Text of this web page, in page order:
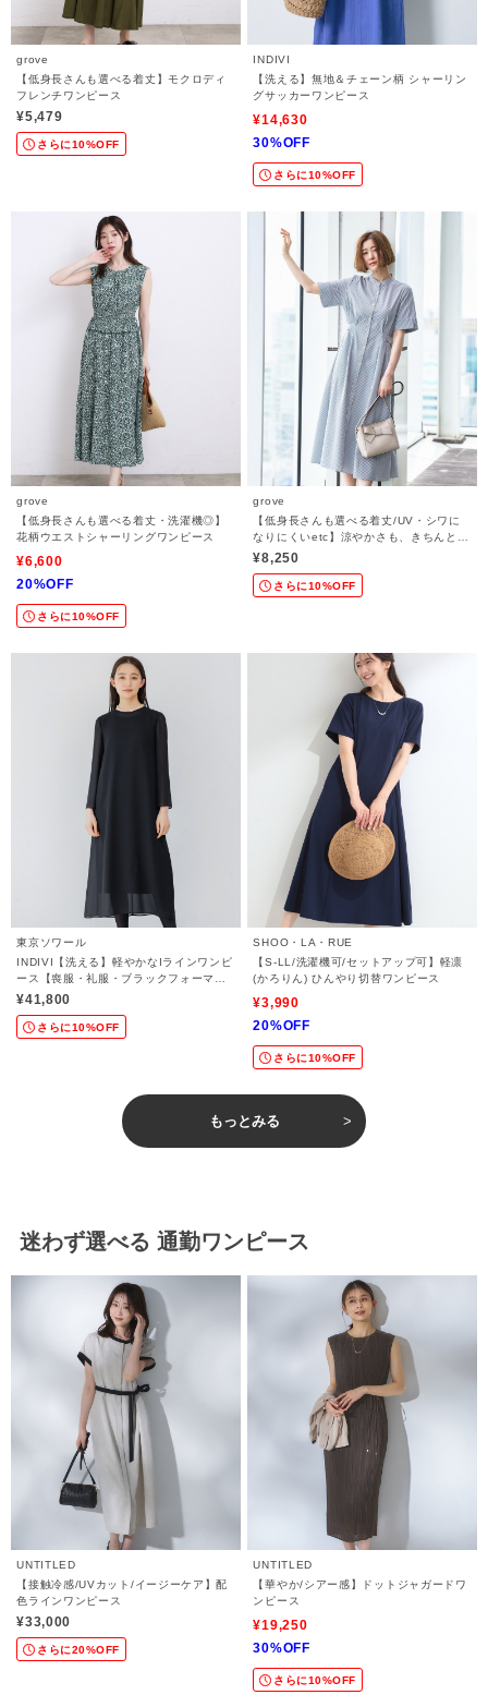
grove
【低身長さんも選べる着丈】モクロディ
フレンチワンピース
¥5,479
さらに10%OFF
INDIVI
【洗える】無地＆チェーン柄 シャーリン
グサッカーワンピース
¥14,630
30%OFF
さらに10%OFF
grove
【低身長さんも選べる着丈・洗濯機◎】
花柄ウエストシャーリングワンピース
¥6,600
20%OFF
さらに10%OFF
grove
【低身長さんも選べる着丈/UV・シワに
なりにくいetc】涼やかさも、きちんとも
叶うワンピース
¥8,250
さらに10%OFF
東京ソワール
INDIVI【洗える】軽やかなIラインワンピ
ース【喪服・礼服・ブラックフォーマ
ル・学校行事・セレモニー 】
¥41,800
さらに10%OFF
SHOO・LA・RUE
【S-LL/洗濯機可/セットアップ可】軽凛
(かろりん) ひんやり切替ワンピース
¥3,990
20%OFF
さらに10%OFF
もっとみる
迷わず選べる 通勤ワンピース
UNTITLED
【接触冷感/UVカット/イージーケア】配
色ラインワンピース
¥33,000
さらに20%OFF
UNTITLED
【華やか/シアー感】ドットジャガードワ
ンピース
¥19,250
30%OFF
さらに10%OFF